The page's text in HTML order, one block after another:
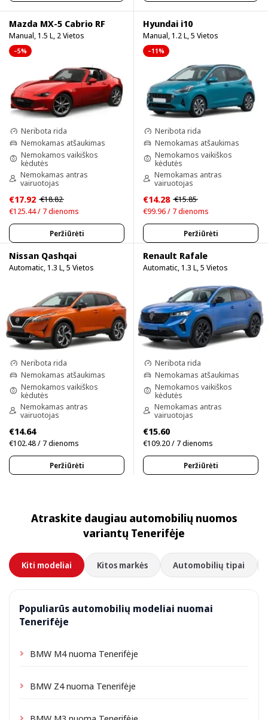
Mazda MX-5 Cabrio RF
Manual, 1.5 L, 2 Vietos
–5%
Neribota rida
Nemokamas atšaukimas
Nemokamos vaikiškos
kėdutės
Nemokamas antras
vairuotojas
€17.92 €18.82
€125.44 / 7 dienoms
Peržiūrėti
Hyundai i10
Manual, 1.2 L, 5 Vietos
–11%
Neribota rida
Nemokamas atšaukimas
Nemokamos vaikiškos
kėdutės
Nemokamas antras
vairuotojas
€14.28 €15.85
€99.96 / 7 dienoms
Peržiūrėti
Nissan Qashqai
Automatic, 1.3 L, 5 Vietos
Neribota rida
Nemokamas atšaukimas
Nemokamos vaikiškos
kėdutės
Nemokamas antras
vairuotojas
€14.64
€102.48 / 7 dienoms
Peržiūrėti
Renault Rafale
Automatic, 1.3 L, 5 Vietos
Neribota rida
Nemokamas atšaukimas
Nemokamos vaikiškos
kėdutės
Nemokamas antras
vairuotojas
€15.60
€109.20 / 7 dienoms
Peržiūrėti
Atraskite daugiau automobilių nuomos
variantų Tenerifėje
Kiti modeliai Kitos markės Automobilių tipai
Populiarūs automobilių modeliai nuomai
Tenerifėje
BMW M4 nuoma Tenerifėje
BMW Z4 nuoma Tenerifėje